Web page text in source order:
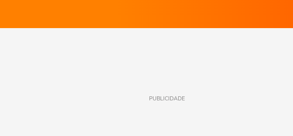
PUBLICIDADE